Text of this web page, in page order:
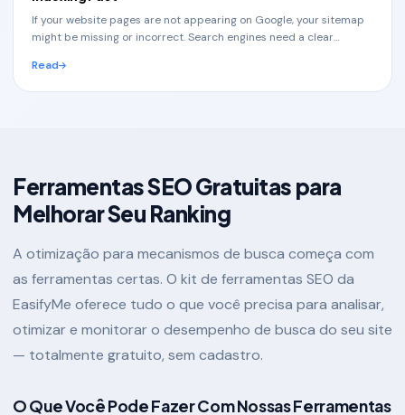
If your website pages are not appearing on Google, your sitemap
might be missing or incorrect. Search engines need a clear
Read
Ferramentas SEO Gratuitas para
Melhorar Seu Ranking
A otimização para mecanismos de busca começa com
as ferramentas certas. O kit de ferramentas SEO da
EasifyMe oferece tudo o que você precisa para analisar,
otimizar e monitorar o desempenho de busca do seu site
— totalmente gratuito, sem cadastro.
O Que Você Pode Fazer Com Nossas Ferramentas